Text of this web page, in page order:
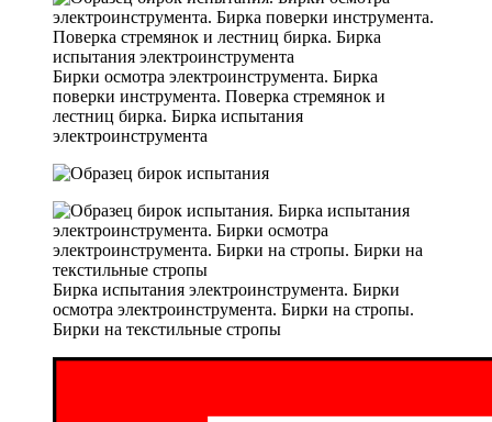
Бирки осмотра электроинструмента. Бирка
поверки инструмента. Поверка стремянок и
лестниц бирка. Бирка испытания
электроинструмента
Бирка испытания электроинструмента. Бирки
осмотра электроинструмента. Бирки на стропы.
Бирки на текстильные стропы